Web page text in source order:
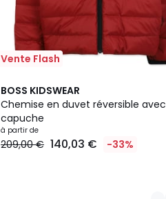
Vente Flash
BOSS KIDSWEAR
Chemise en duvet réversible avec
capuche
à partir de
209,00 € 140,03 € -33%
3
Couleurs